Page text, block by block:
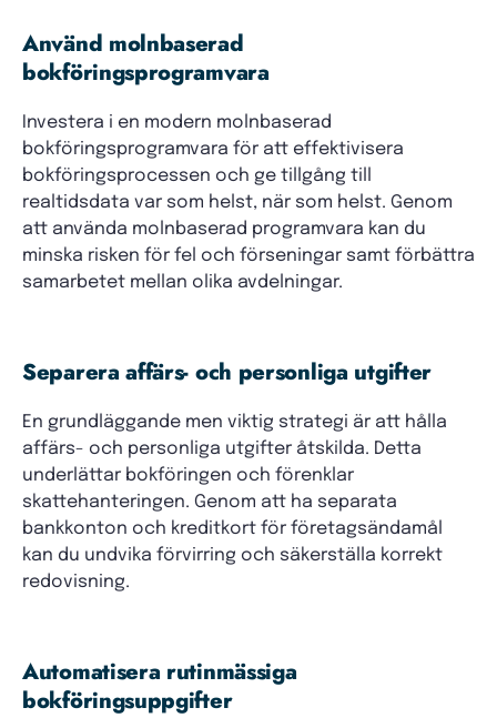
Använd molnbaserad
bokföringsprogramvara
Investera i en modern molnbaserad
bokföringsprogramvara för att effektivisera
bokföringsprocessen och ge tillgång till
realtidsdata var som helst, när som helst. Genom
att använda molnbaserad programvara kan du
minska risken för fel och förseningar samt förbättra
samarbetet mellan olika avdelningar.
Separera affärs- och personliga utgifter
En grundläggande men viktig strategi är att hålla
affärs- och personliga utgifter åtskilda. Detta
underlättar bokföringen och förenklar
skattehanteringen. Genom att ha separata
bankkonton och kreditkort för företagsändamål
kan du undvika förvirring och säkerställa korrekt
redovisning.
Automatisera rutinmässiga
bokföringsuppgifter